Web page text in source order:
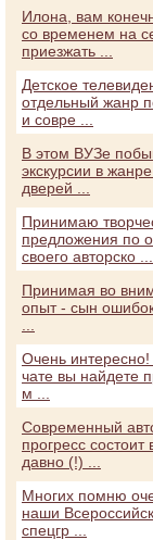
Илона, вам
со временем на
приезжать ...
Детское
отдельный жанр
и совре ...
В этом ВУЗе
экскурсии в
дверей ...
Принимаю
предложения по
своего авторско ...
Принимая во
опыт - сын
Очень
чате вы найдете
м ...
Современный
прогресс состоит
давно (!) ...
Многих помню
наши
спецгр ...